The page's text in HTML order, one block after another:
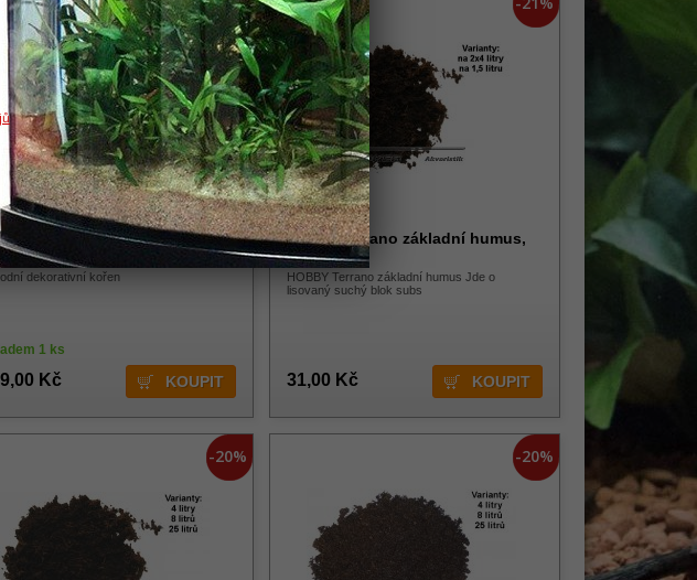
Fingerwood L Dark 40 -
cm
dekorativní kořen
1 ks
Kč
Hobby Terrano základní humus,
na 1,5 litru
HOBBY Terrano základní humus Jde o
lisovaný suchý blok subs
31,00 Kč
-20% -20%